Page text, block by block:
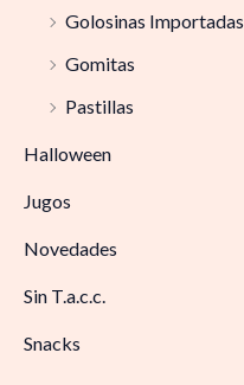
Golosinas Importadas
Gomitas
Pastillas
Halloween
Jugos
Novedades
Sin T.a.c.c.
Snacks